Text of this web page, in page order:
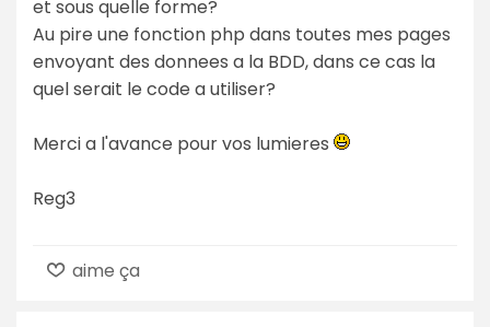
et sous quelle forme?
Au pire une fonction php dans toutes mes pages
envoyant des donnees a la BDD, dans ce cas la
quel serait le code a utiliser?
Merci a l'avance pour vos lumieres
Reg3
aime ça